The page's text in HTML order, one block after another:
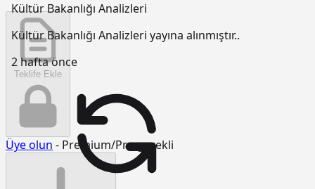
Kültür Bakanlığı Analizleri
Kültür Bakanlığı Analizleri yayına alınmıştır..
2 hafta önce
Teklife Ekle
Üye olun - Premium/Pro gerekli